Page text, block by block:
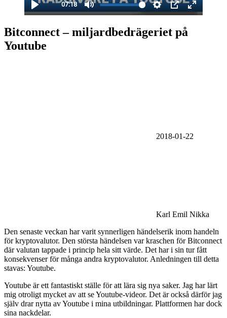
Bitconnect – miljardbedrägeriet på
Youtube
2018-01-22
Karl Emil Nikka
Den senaste veckan har varit synnerligen händelserik inom handeln
för kryptovalutor. Den största händelsen var kraschen för Bitconnect
där valutan tappade i princip hela sitt värde. Det har i sin tur fått
konsekvenser för många andra kryptovalutor. Anledningen till detta
stavas: Youtube.
Youtube är ett fantastiskt ställe för att lära sig nya saker. Jag har lärt
mig otroligt mycket av att se Youtube-videor. Det är också därför jag
själv drar nytta av Youtube i mina utbildningar. Plattformen har dock
sina nackdelar.